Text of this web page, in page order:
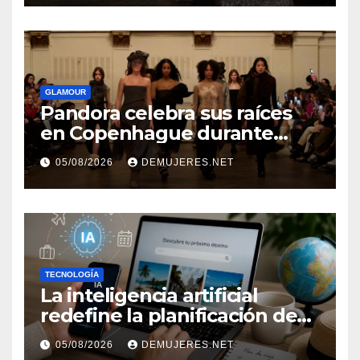
independencia financiera
GLAMOUR
Pandora celebra sus raíces
en Copenhague durante
Copenhagen Fashion Week a
través de alianzas creativas
05/08/2026 DEMUJERES.NET
TECNOLOGÍA
La inteligencia artificial
redefine la planificación de
viajes: Los huéspedes
05/08/2026 DEMUJERES.NET